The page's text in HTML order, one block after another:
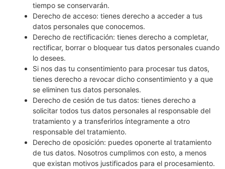
tiempo se conservarán.
Derecho de acceso: tienes derecho a acceder a tus
datos personales que conocemos.
Derecho de rectificación: tienes derecho a completar,
rectificar, borrar o bloquear tus datos personales cuando
lo desees.
Si nos das tu consentimiento para procesar tus datos,
tienes derecho a revocar dicho consentimiento y a que
se eliminen tus datos personales.
Derecho de cesión de tus datos: tienes derecho a
solicitar todos tus datos personales al responsable del
tratamiento y a transferirlos íntegramente a otro
responsable del tratamiento.
Derecho de oposición: puedes oponerte al tratamiento
de tus datos. Nosotros cumplimos con esto, a menos
que existan motivos justificados para el procesamiento.